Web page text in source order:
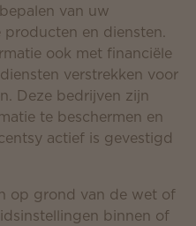
van uw
en diensten.
ook met financiële
verstrekken voor
Deze bedrijven zijn
te beschermen en
actief is gevestigd
op grond van de wet of
binnen of